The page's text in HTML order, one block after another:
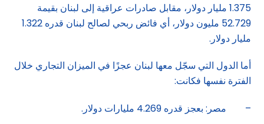
1.375 مليار دولار، مقابل صادرات عراقية إلى لبنان بقيمة
52.729 مليون دولار، أي فائض ربحي لصالح لبنان قدره 1.322
مليار دولار.
أما الدول التي سجّل معها لبنان عجزًا في الميزان التجاري خلال
الفترة نفسها فكانت:
– مصر: بعجز قدره 4.269 مليارات دولار.